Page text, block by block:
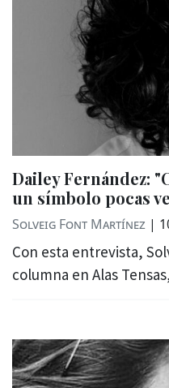
Dailey Fernández:
un símbolo pocas
Solveig Font Martínez |
Con esta entrevista,
columna en Alas